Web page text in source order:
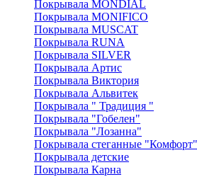
Покрывала MONDIAL
Покрывала MONIFICO
Покрывала MUSCAT
Покрывала RUNA
Покрывала SILVER
Покрывала Артис
Покрывала Виктория
Покрывала Альвитек
Покрывала " Традиция "
Покрывала "Гобелен"
Покрывала "Лозанна"
Покрывала стеганные "Комфорт"
Покрывала детские
Покрывала Карна